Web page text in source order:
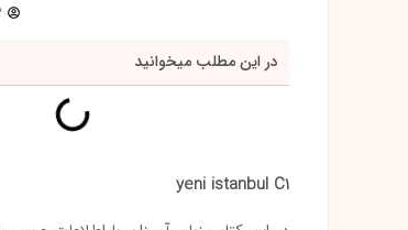
در این مطلب میخوانید
yeni istanbul C1